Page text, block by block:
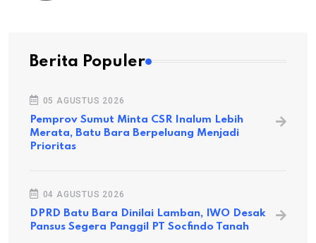
Berita Populer
05 AGUSTUS 2026
Pemprov Sumut Minta CSR Inalum Lebih
Merata, Batu Bara Berpeluang Menjadi
Prioritas
04 AGUSTUS 2026
DPRD Batu Bara Dinilai Lamban, IWO Desak
Pansus Segera Panggil PT Socfindo Tanah